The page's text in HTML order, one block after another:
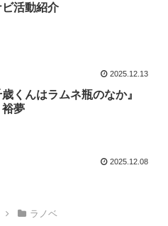
ビ活動紹介
2025.12.13
歳くんはラムネ瓶のなか』
夢
2025.12.08
ラノベ